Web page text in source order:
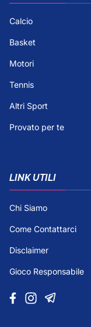
Calcio
Basket
Motori
Tennis
Altri Sport
Provato per te
LINK UTILI
Chi Siamo
Come Contattarci
Disclaimer
Gioco Responsabile